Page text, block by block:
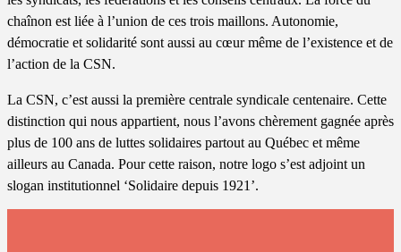
chaînon est liée à l’union de ces trois maillons. Autonomie,
démocratie et solidarité sont aussi au cœur même de l’existence et de
l’action de la CSN.
La CSN, c’est aussi la première centrale syndicale centenaire. Cette
distinction qui nous appartient, nous l’avons chèrement gagnée après
plus de 100 ans de luttes solidaires partout au Québec et même
ailleurs au Canada. Pour cette raison, notre logo s’est adjoint un
slogan institutionnel ‘Solidaire depuis 1921’.